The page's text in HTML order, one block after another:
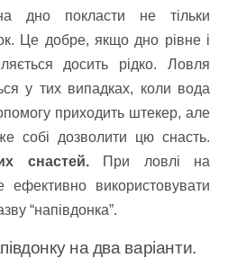
дно покласти не тільки
Це добре, якщо дно рівне і
досить рідко. Ловля
у тих випадках, коли вода
приходить штекер, але
собі дозволити цю снасть.
снастей.При ловлі на
ефективно використовувати
“напівдонка”.
на два варіанти.